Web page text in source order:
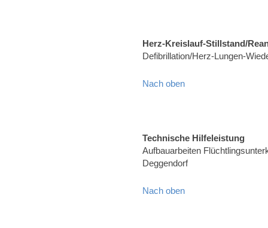
Herz-Kreislauf-Stillstand/
Defibrillation/Herz-Lungen-
Nach oben
Technische Hilfeleistung
Aufbauarbeiten
Deggendorf
Nach oben